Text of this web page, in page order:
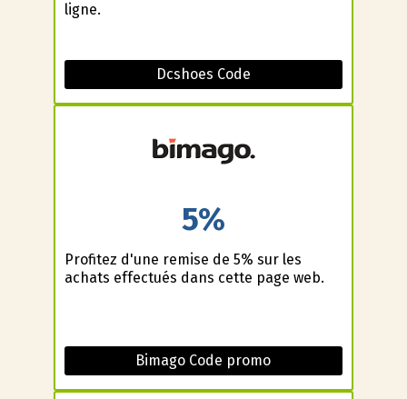
ligne.
Dcshoes Code
5%
Profitez d'une remise de 5% sur les
achats effectués dans cette page web.
Bimago Code promo